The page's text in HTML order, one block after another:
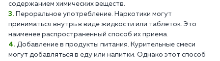
содержанием химических веществ.
Пероральное употребление. Наркотики могут
приниматься внутрь в виде жидкости или таблеток. Это
наименее распространенный способ их приема.
Добавление в продукты питания. Курительные смеси
могут добавляться в еду или напитки. Однако этот способ